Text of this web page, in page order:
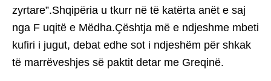
zyrtare”.Shqipëria u tkurr në të katërta anët e saj
nga F uqitë e Mëdha.Çështja më e ndjeshme mbeti
kufiri i jugut, debat edhe sot i ndjeshëm për shkak
të marrëveshjes së paktit detar me Greqinë.